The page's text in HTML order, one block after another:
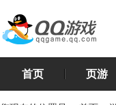
首页 页游